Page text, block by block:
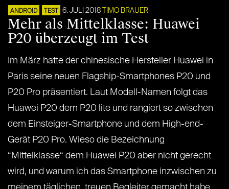
ANDROID TEST 6. JULI 2018 TIMO BRAUER
Mehr als Mittelklasse: Huawei
P20 überzeugt im Test
Im März hatte der chinesische Hersteller Huawei in
Paris seine neuen Flagship-Smartphones P20 und
P20 Pro präsentiert. Laut Modell-Namen folgt das
Huawei P20 dem P20 lite und rangiert so zwischen
dem Einsteiger-Smartphone und dem High-end-
Gerät P20 Pro. Wieso die Bezeichnung
“Mittelklasse“ dem Huawei P20 aber nicht gerecht
wird, und warum ich das Smartphone inzwischen zu